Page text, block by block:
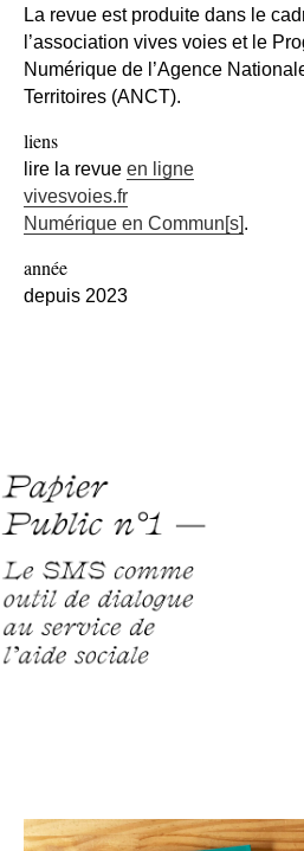
La revue est produite dans le
l’association vives voies et le
Numérique de l’Agence
Territoires (ANCT).
liens
lire la revue en ligne
vivesvoies.fr
Numérique en Commun[s].
année
depuis 2023